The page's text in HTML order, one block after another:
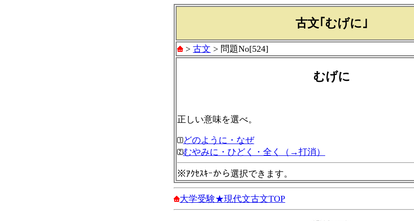
古文｢むげに｣
> 古文 > 問題No[524]
むげに
正しい意味を選べ。
どのように・なぜ
むやみに・ひどく・全く（→打消）
※ｱｸｾｽｷｰから選択できます。
大学受験★現代文古文TOP